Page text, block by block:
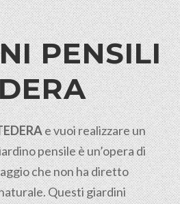
PENSILI
e vuoi realizzare un
pensile è un’opera di
che non ha diretto
. Questi giardini